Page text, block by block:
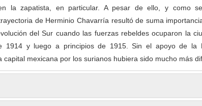
la zapatista, en particular. A pesar de ello, y como
de Herminio Chavarría resultó de suma
del Sur cuando las fuerzas rebeldes ocuparon la
1914 y luego a principios de 1915. Sin el apoyo de la
capital mexicana por los surianos hubiera sido mucho más